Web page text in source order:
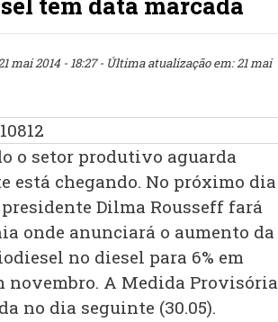
mai 2014 - 18:27- Última atualização em: 21 mai
o setor produtivo aguarda
está chegando. No próximo dia
Dilma Rousseff fará
onde anunciará o aumento da
no diesel para 6% em
novembro. A Medida Provisória
no dia seguinte (30.05).